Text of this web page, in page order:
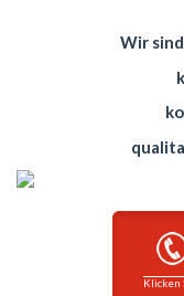
Wir
Klicken